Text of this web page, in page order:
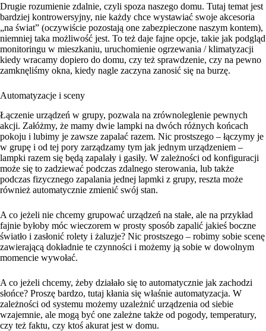
Drugie rozumienie zdalnie, czyli spoza naszego domu. Tutaj temat jest
bardziej kontrowersyjny, nie każdy chce wystawiać swoje akcesoria
„na świat” (oczywiście pozostają one zabezpieczone naszym kontem),
niemniej taka możliwość jest. To też daje fajne opcje, takie jak podgląd
monitoringu w mieszkaniu, uruchomienie ogrzewania / klimatyzacji
kiedy wracamy dopiero do domu, czy też sprawdzenie, czy na pewno
zamknęliśmy okna, kiedy nagle zaczyna zanosić się na burzę.
Automatyzacje i sceny
Łączenie urządzeń w grupy, pozwala na zrównoleglenie pewnych
akcji. Załóżmy, że mamy dwie lampki na dwóch różnych końcach
pokoju i lubimy je zawsze zapalać razem. Nic prostszego – łączymy je
w grupę i od tej pory zarządzamy tym jak jednym urządzeniem –
lampki razem się będą zapalały i gasiły. W zależności od konfiguracji
może się to zadziewać podczas zdalnego sterowania, lub także
podczas fizycznego zapalania jednej lapmki z grupy, reszta może
również automatycznie zmienić swój stan.
A co jeżeli nie chcemy grupować urządzeń na stałe, ale na przykład
fajnie byłoby móc wieczorem w prosty sposób zapalić jakieś boczne
światło i zasłonić rolety i żaluzje? Nic prostszego – robimy sobie scenę
zawierającą dokładnie te czynności i możemy ją sobie w dowolnym
momencie wywołać.
A co jeżeli chcemy, żeby działało się to automatycznie jak zachodzi
słońce? Proszę bardzo, tutaj kłania się właśnie automatyzacja. W
zależności od systemu możemy uzależnić urządzenia od siebie
wzajemnie, ale mogą być one zależne także od pogody, temperatury,
czy też faktu, czy ktoś akurat jest w domu.